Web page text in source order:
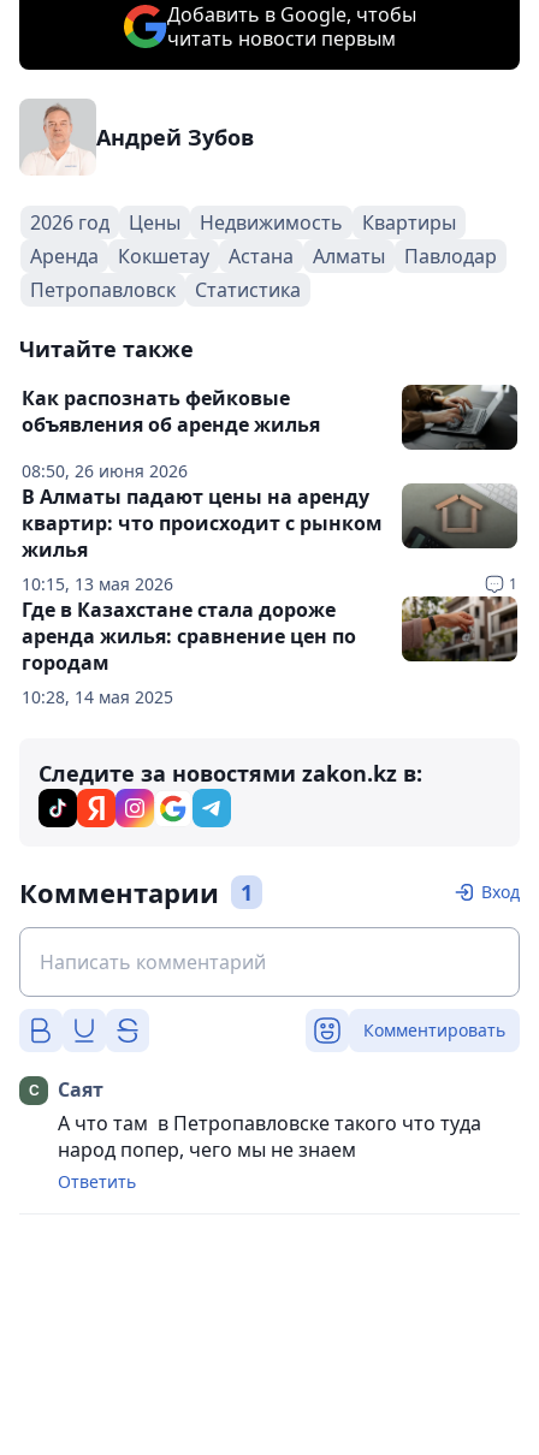
Добавить в Google, чтобы
читать новости первым
Андрей Зубов
2026 год Цены Недвижимость
Квартиры
Аренда
Кокшетау Астана Алматы
Павлодар
Петропавловск
Статистика
Читайте также
08:50, 26 июня 2026
Как распознать фейковые
объявления об аренде жилья
10:15, 13 мая 2026 1
В Алматы падают цены на аренду
квартир: что происходит с рынком
жилья
10:28, 14 мая 2025
Где в Казахстане стала дороже
аренда жилья: сравнение цен по
городам
Следите за новостями zakon.kz в:
Комментарии 1 Вход
Комментировать
Саят
А что там в Петропавловске такого что туда
народ попер, чего мы не знаем
Ответить